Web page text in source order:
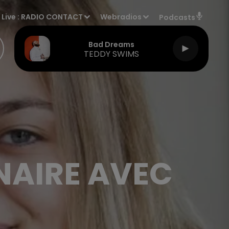
Live : RADIO CONTACT Webradios Podcasts
Bad Dreams
TEDDY SWIMS
AVEC